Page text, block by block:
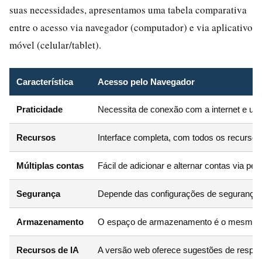
suas necessidades, apresentamos uma tabela comparativa
entre o acesso via navegador (computador) e via aplicativo
móvel (celular/tablet).
Característica Acesso pelo Navegador
Praticidade Necessita de conexão com a internet e
Recursos Interface completa, com todos os
Múltiplas contas Fácil de adicionar e alternar contas via
Segurança Depende das configurações de
Armazenamento O espaço de armazenamento é o mesmo
Recursos de IA A versão web oferece sugestões de